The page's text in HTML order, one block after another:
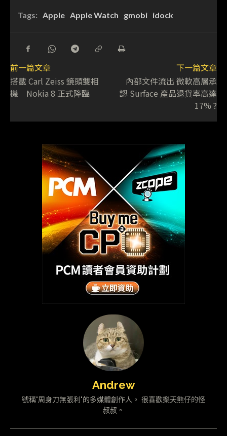
Tags: Apple Apple Watch gmobi idock
前一篇文章
搭載 Carl Zeiss 鏡頭雙相
機 Nokia 8 正式降臨
下一篇文章
內部文件流出 微軟高層承
認 Surface 產品退貨率高達
17% ?
Andrew
號稱"周身刀無張利"的多媒體創作人。 很喜歡樂天熊仔的怪
叔叔。